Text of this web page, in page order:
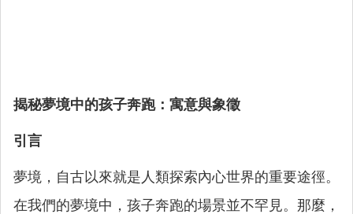
揭秘夢境中的孩子奔跑：寓意與象徵
引言
夢境，自古以來就是人類探索內心世界的重要途徑。
在我們的夢境中，孩子奔跑的場景並不罕見。那麼，